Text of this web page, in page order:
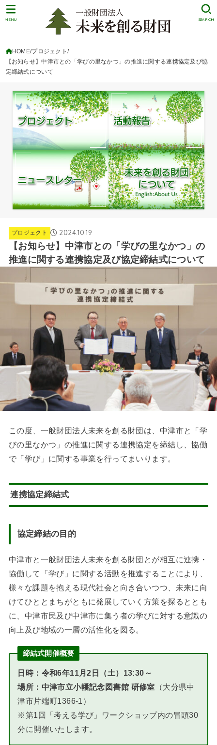
SEARCH
MENU
HOME プロジェクト
【お知らせ】中津市との「学びの里なかつ」の推進に関する連携協定及び協
定締結式について
プロジェクト 2024.10.19
【お知らせ】中津市との「学びの里なかつ」の
推進に関する連携協定及び協定締結式について
この度、一般財団法人未来を創る財団は、中津市と「学
びの里なかつ」の推進に関する連携協定を締結し、協働
で「学び」に関する事業を行ってまいります。
連携協定締結式
協定締結の目的
中津市と一般財団法人未来を創る財団とが相互に連携・
協働して「学び」に関する活動を推進することにより、
様々な課題を抱える現代社会と向き合いつつ、未来に向
けてひととまちがともに発展していく方策を探るととも
に、中津市民及び中津市に集う者の学びに対する意識の
向上及び地域の一層の活性化を図る。
締結式開催概要
日時：令和6年11月2日（土）13:30～
場所：中津市立小幡記念図書館 研修室 （大分県中
津市片端町1366-1）
※第1回「考える学び」ワークショップ内の冒頭30
分に開催いたします。